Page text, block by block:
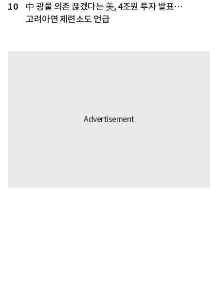
10
中 광물 의존 끊겠다는 美, 4조원 투자 발표…
고려아연 제련소도 언급